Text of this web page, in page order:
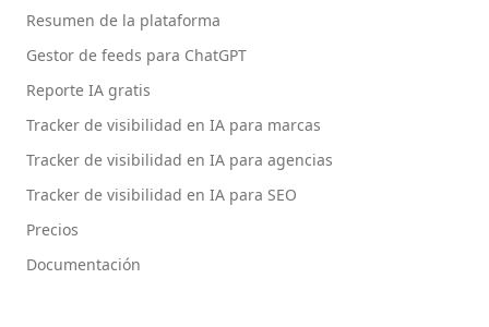
Resumen de la plataforma
Gestor de feeds para ChatGPT
Reporte IA gratis
Tracker de visibilidad en IA para marcas
Tracker de visibilidad en IA para agencias
Tracker de visibilidad en IA para SEO
Precios
Documentación